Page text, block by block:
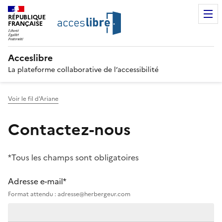
RÉPUBLIQUE
FRANÇAISE
Acceslibre
La plateforme collaborative de l’accessibilité
Voir le fil d'Ariane
Contactez-nous
*Tous les champs sont obligatoires
Adresse e-mail*
Format attendu : adresse@herbergeur.com